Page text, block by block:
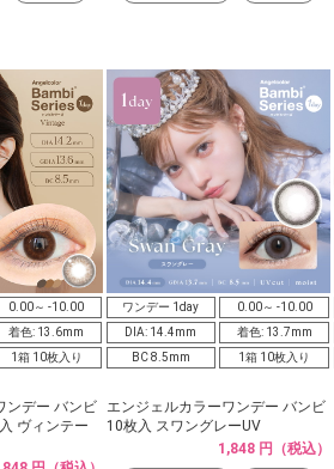
0.00～ -10.00
着色: 13.6mm
1箱 10枚入り
ンデー バンビ
ヴィンテー
ワンデー 1day
0.00～ -10.00
DIA: 14.4mm
着色: 13.7mm
BC 8.5mm
1箱 10枚入り
エンジェルカラーワンデー バンビ
10枚入 スワングレーUV
1,848 円（税込）